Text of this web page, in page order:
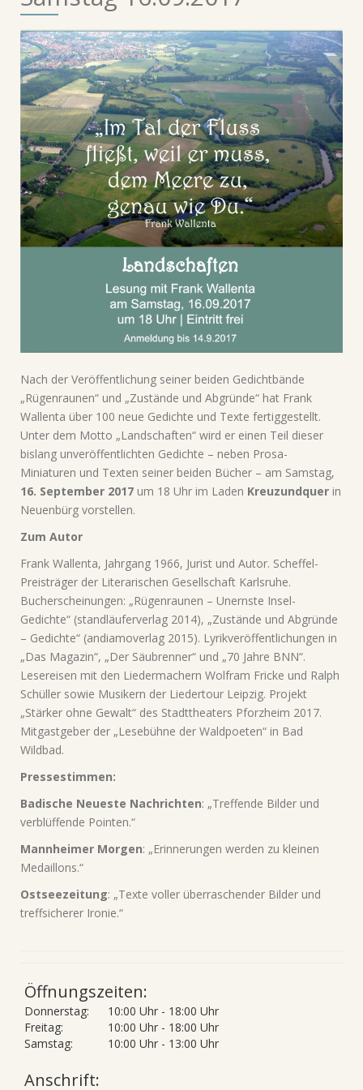
Nach der Veröffentlichung seiner beiden Gedichtbände
„Rügenraunen“ und „Zustände und Abgründe“ hat Frank
Wallenta über 100 neue Gedichte und Texte fertiggestellt.
Unter dem Motto „Landschaften“ wird er einen Teil dieser
bislang unveröffentlichten Gedichte – neben Prosa-
Miniaturen und Texten seiner beiden Bücher – am Samstag,
16. September 2017 um 18 Uhr im Laden Kreuzundquer in
Neuenbürg vorstellen.
Zum Autor
Frank Wallenta, Jahrgang 1966, Jurist und Autor. Scheffel-
Preisträger der Literarischen Gesellschaft Karlsruhe.
Bucherscheinungen: „Rügenraunen – Unernste Insel-
Gedichte“ (standläuferverlag 2014), „Zustände und Abgründe
– Gedichte“ (andiamoverlag 2015). Lyrikveröffentlichungen in
„Das Magazin“, „Der Säubrenner“ und „70 Jahre BNN“.
Lesereisen mit den Liedermachern Wolfram Fricke und Ralph
Schüller sowie Musikern der Liedertour Leipzig. Projekt
„Stärker ohne Gewalt“ des Stadttheaters Pforzheim 2017.
Mitgastgeber der „Lesebühne der Waldpoeten“ in Bad
Wildbad.
Pressestimmen:
Badische Neueste Nachrichten: „Treffende Bilder und
verblüffende Pointen.“
Mannheimer Morgen: „Erinnerungen werden zu kleinen
Medaillons.“
Ostseezeitung: „Texte voller überraschender Bilder und
treffsicherer Ironie.“
Öffnungszeiten:
Donnerstag:
10:00 Uhr - 18:00 Uhr
Freitag:
10:00 Uhr - 18:00 Uhr
Samstag:
10:00 Uhr - 13:00 Uhr
Anschrift: